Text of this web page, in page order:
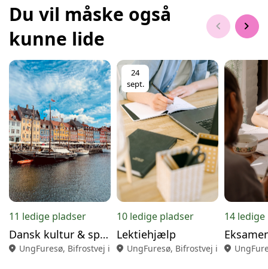
Du vil måske også
kunne lide
chevron_left chevron_right
11 ledige pladser
Dansk kultur & sprog
location_on UngFuresø, Bifrostvej i Farum
24
sept.
10 ledige pladser
Lektiehjælp
location_on UngFuresø, Bifrostvej i Farum
14
location_on